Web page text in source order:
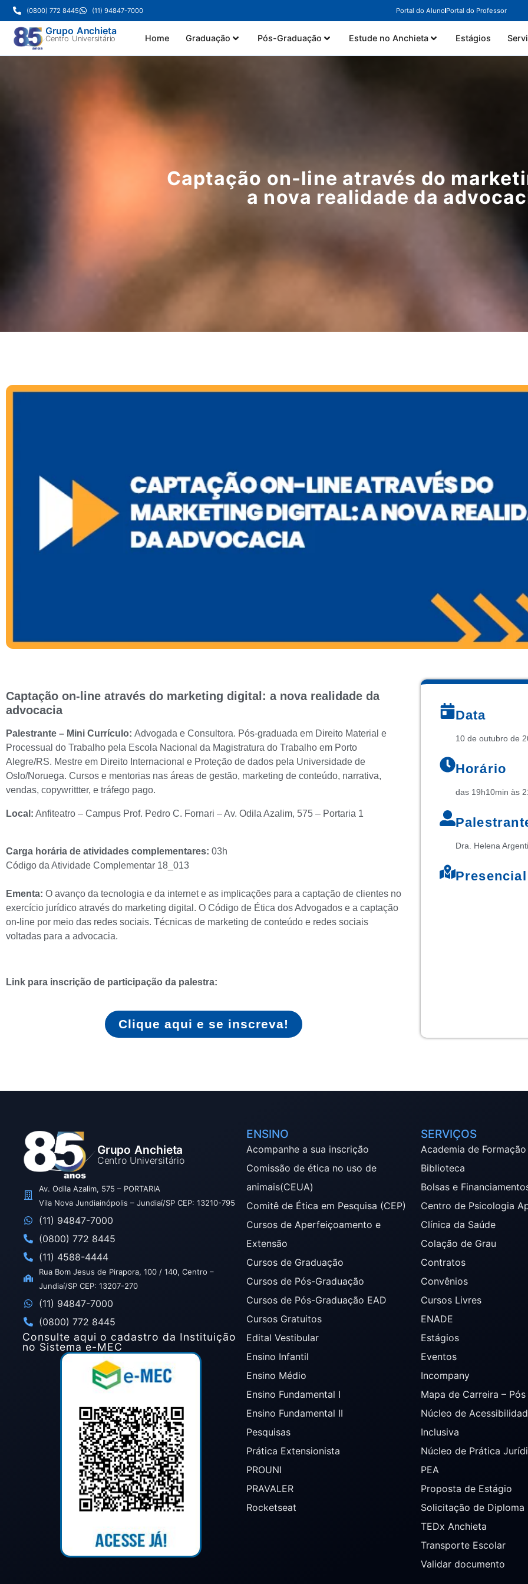
(0800) 772 8445 (11) 94847-7000 Portal do Aluno Portal do Professor
Grupo Anchieta
Centro Universitário Home Graduação Pós-Graduação Estude no Anchieta Estágios
Captação on-line através do
a nova realidade da
Captação on-line através do marketing digital: a nova realidade da
advocacia
Palestrante – Mini Currículo: Advogada e Consultora. Pós-graduada em Direito Material e
Processual do Trabalho pela Escola Nacional da Magistratura do Trabalho em Porto
Alegre/RS. Mestre em Direito Internacional e Proteção de dados pela Universidade de
Oslo/Noruega. Cursos e mentorias nas áreas de gestão, marketing de conteúdo, narrativa,
vendas, copywrittter, e tráfego pago.
Local: Anfiteatro – Campus Prof. Pedro C. Fornari – Av. Odila Azalim, 575 – Portaria 1
Carga horária de atividades complementares: 03h
Código da Atividade Complementar 18_013
Ementa: O avanço da tecnologia e da internet e as implicações para a captação de clientes no
exercício jurídico através do marketing digital. O Código de Ética dos Advogados e a captação
on-line por meio das redes sociais. Técnicas de marketing de conteúdo e redes sociais
voltadas para a advocacia.
Link para inscrição de participação da palestra:
Clique aqui e se inscreva!
Data
10 de outubro de
Horário
das 19h10min às
Dra. Helena Argenti
Presencial
Grupo Anchieta
Centro Universitário
Av. Odila Azalim, 575 – PORTARIA
Vila Nova Jundiainópolis – Jundiaí/SP CEP: 13210-795
(11) 94847-7000
(0800) 772 8445
(11) 4588-4444
Rua Bom Jesus de Pirapora, 100 / 140, Centro –
Jundiaí/SP CEP: 13207-270
(11) 94847-7000
(0800) 772 8445
Consulte aqui o cadastro da Instituição
no Sistema e-MEC
ENSINO
Acompanhe a sua inscrição
Comissão de ética no uso de
animais(CEUA)
Comitê de Ética em Pesquisa (CEP)
Cursos de Aperfeiçoamento e
Extensão
Cursos de Graduação
Cursos de Pós-Graduação
Cursos de Pós-Graduação EAD
Cursos Gratuitos
Edital Vestibular
Ensino Infantil
Ensino Médio
Ensino Fundamental I
Ensino Fundamental II
Pesquisas
Prática Extensionista
PROUNI
PRAVALER
Rocketseat
SERVIÇOS
Academia de
Biblioteca
Bolsas e
Centro de Psicologia
Clínica da Saúde
Colação de Grau
Contratos
Convênios
Cursos Livres
ENADE
Estágios
Eventos
Incompany
Mapa de Carreira –
Núcleo de
Inclusiva
Núcleo de Prática
PEA
Proposta de Estágio
Solicitação de Diploma
TEDx Anchieta
Transporte Escolar
Validar documento